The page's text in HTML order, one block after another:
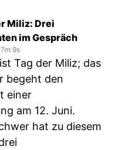
Miliz: Drei
im Gespräch
9s
Tag der Miliz; das
begeht den
einer
am 12. Juni.
hat zu diesem